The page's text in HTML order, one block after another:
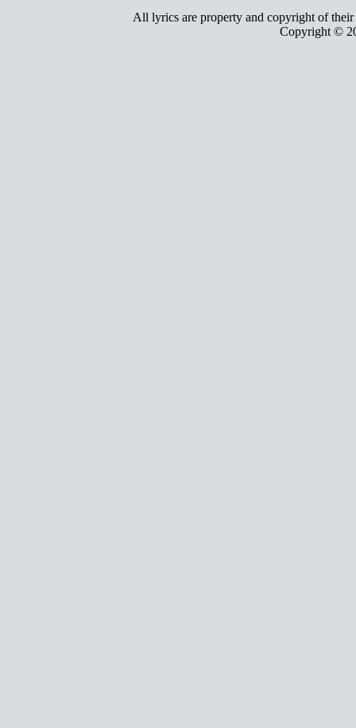
All lyrics are property and copyright of
Copyright ©